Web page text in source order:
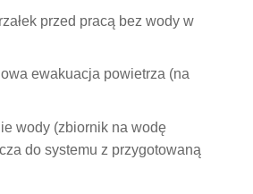
przed pracą bez wody w
ewakuacja powietrza (na
wody (zbiornik na wodę
do systemu z przygotowaną